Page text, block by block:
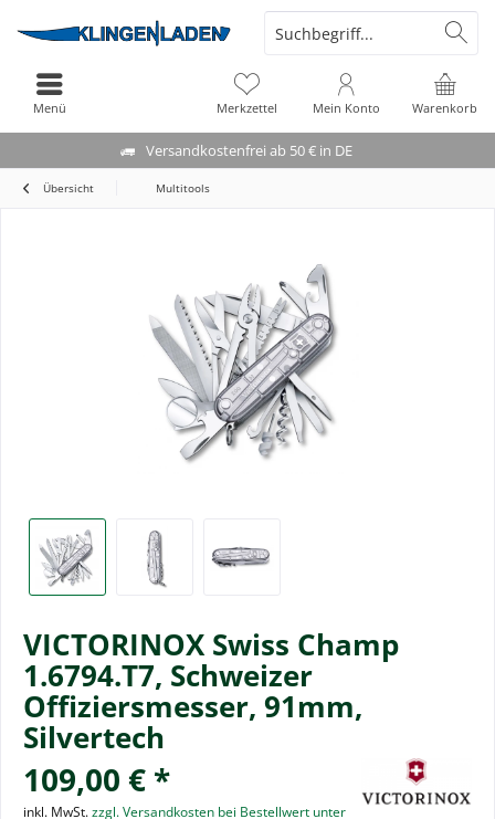
Versandkostenfrei ab 50 € in DE
Warenkorb
Merkzettel Mein Konto
Menü
Übersicht Multitools
VICTORINOX Swiss Champ
1.6794.T7, Schweizer
Offiziersmesser, 91mm,
Silvertech
109,00 € *
inkl. MwSt.zzgl. Versandkosten bei Bestellwert unter